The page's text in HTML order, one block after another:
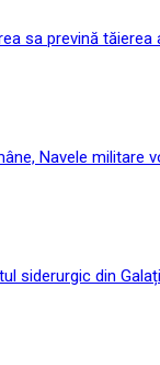
sa prevină
Navele militare
siderurgic din Galați